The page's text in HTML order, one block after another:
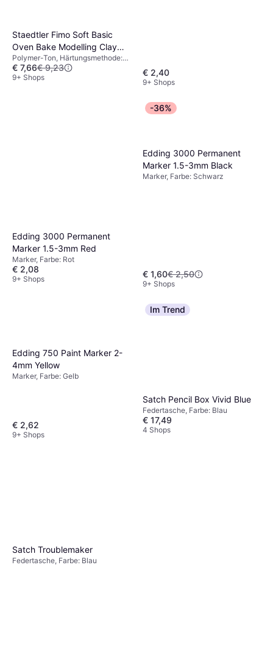
Staedtler Fimo Soft Basic
Oven Bake Modelling Clay
12x25g
Polymer-Ton, Härtungsmethode:
Backofen, Farbe: Mehrfarbig
€ 7,66€ 9,23
9+ Shops € 2,40
9+ Shops
Edding 3000 Permanent
Marker 1.5-3mm Red
Marker, Farbe: Rot
€ 2,08
9+ Shops
-36%
Edding 3000 Permanent
Marker 1.5-3mm Black
Marker, Farbe: Schwarz
€ 1,60€ 2,50
9+ Shops
Edding 750 Paint Marker 2-
4mm Yellow
Marker, Farbe: Gelb
€ 2,62
9+ Shops
Im Trend
Satch Pencil Box Vivid Blue
Federtasche, Farbe: Blau
€ 17,49
4 Shops
Satch Troublemaker
Federtasche, Farbe: Blau